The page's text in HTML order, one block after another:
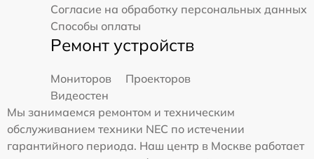
Согласие на обработку персональных данных
Способы оплаты
Ремонт устройств
Мониторов
Проекторов
Видеостен
Мы занимаемся ремонтом и техническим
обслуживанием техники NEC по истечении
гарантийного периода. Наш центр в Москве работает